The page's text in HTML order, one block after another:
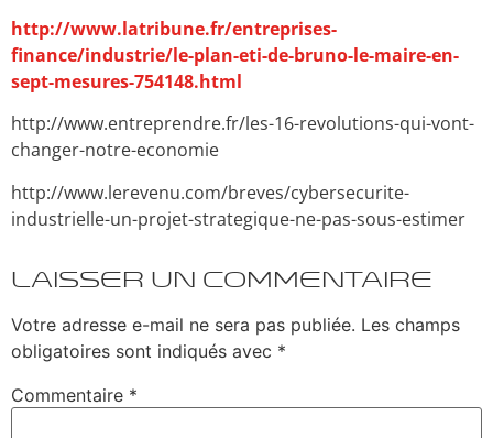
http://www.latribune.fr/entreprises-
finance/industrie/le-plan-eti-de-bruno-le-maire-en-
sept-mesures-754148.html
http://www.entreprendre.fr/les-16-revolutions-qui-vont-
changer-notre-economie
http://www.lerevenu.com/breves/cybersecurite-
industrielle-un-projet-strategique-ne-pas-sous-estimer
Laisser un commentaire
Votre adresse e-mail ne sera pas publiée. Les champs
obligatoires sont indiqués avec *
Commentaire *